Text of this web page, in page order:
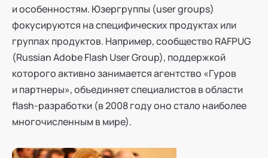
и особенностям. Юзергруппы (user groups)
фокусируются на специфических продуктах или
группах продуктов. Например, сообщество RAFPUG
(Russian Adobe Flash User Group), поддержкой
которого активно занимается агентство «Гуров
и партнеры», объединяет специалистов в области
flash-разработки (в 2008 году оно стало наиболее
многочисленным в мире).